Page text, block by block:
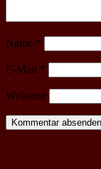
Name *
E-Mail *
Webseite